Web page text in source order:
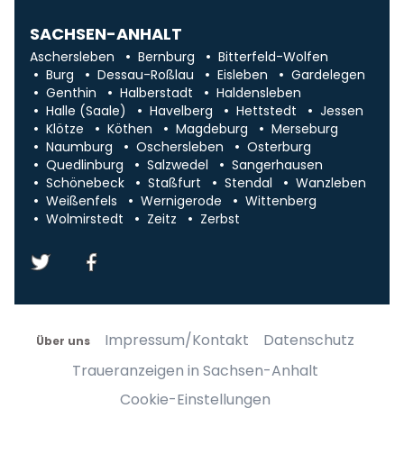
SACHSEN-ANHALT
Aschersleben Bernburg
Bitterfeld-Wolfen
Burg
Dessau-Roßlau Eisleben
Gardelegen
Genthin
Halberstadt
Haldensleben
Halle (Saale)
Havelberg Hettstedt
Jessen
Klötze
Köthen Magdeburg
Merseburg
Naumburg
Oschersleben
Osterburg
Quedlinburg
Salzwedel
Sangerhausen
Schönebeck
Staßfurt Stendal
Wanzleben
Weißenfels
Wernigerode
Wittenberg
Wolmirstedt
Zeitz Zerbst
Über uns Impressum/Kontakt
Datenschutz
Traueranzeigen in Sachsen-Anhalt
Cookie-Einstellungen